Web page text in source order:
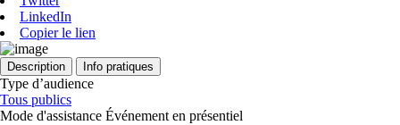
LinkedIn
Copier le lien
Description Info pratiques
Type d’audience
Tous publics
Mode d'assistance Événement en présentiel